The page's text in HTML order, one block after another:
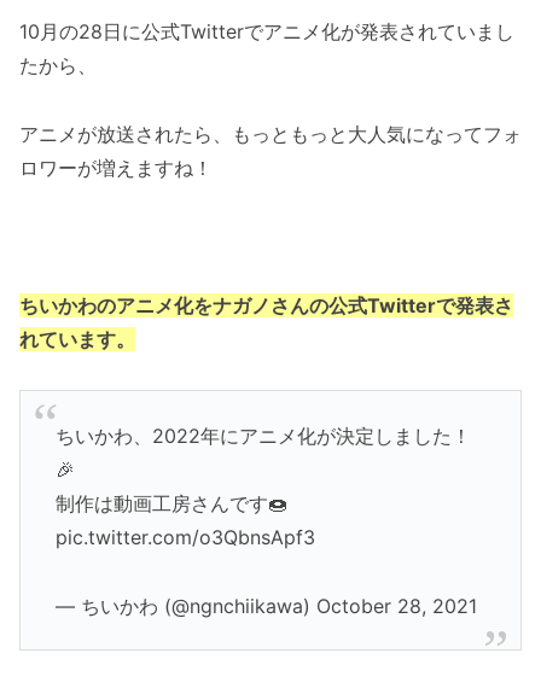
10月の28日に公式Twitterでアニメ化が発表されていまし
たから、
アニメが放送されたら、もっともっと大人気になってフォ
ロワーが増えますね！
ちいかわのアニメ化をナガノさんの公式Twitterで発表さ
れています。
ちいかわ、2022年にアニメ化が決定しました！
🎉
制作は動画工房さんです🍩
pic.twitter.com/o3QbnsApf3
— ちいかわ (@ngnchiikawa) October 28, 2021